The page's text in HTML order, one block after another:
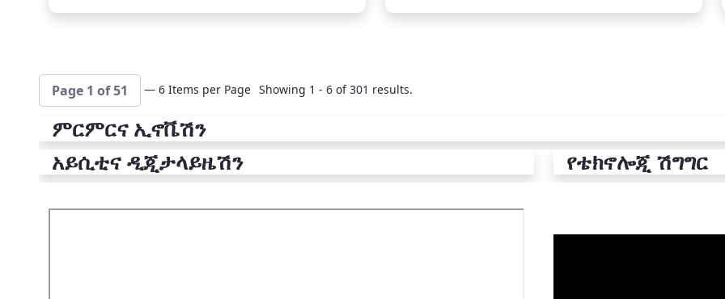
Page 1 of 51 — 6 Items per Page Showing 1 - 6 of 301 results.
ምርምርና ኢኖቬሽን
አይሲቲና ዲጂታላይዜሽን
የቴክኖሎጂ ሽግግር